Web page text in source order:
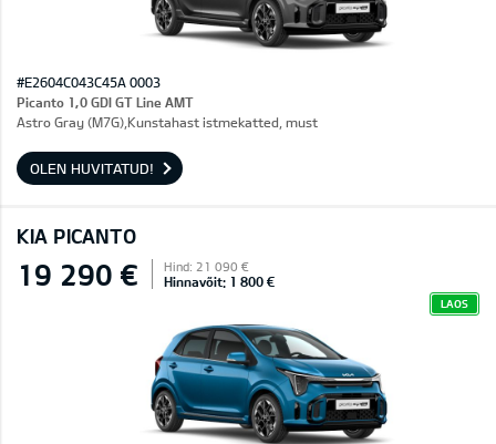
#E2604C043C45A 0003
Picanto 1,0 GDI GT Line AMT
Astro Gray (M7G),Kunstahast istmekatted, must
OLEN HUVITATUD!
KIA PICANTO
19 290 € Hind: 21 090 €
Hinnavõit: 1 800 €
LAOS